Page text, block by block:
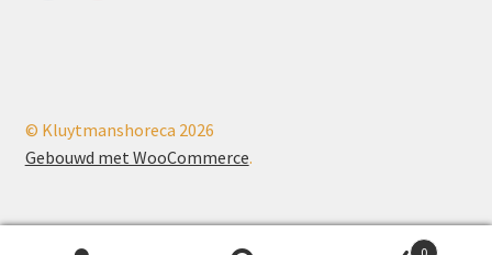
© Kluytmanshoreca 2026
Gebouwd met WooCommerce.